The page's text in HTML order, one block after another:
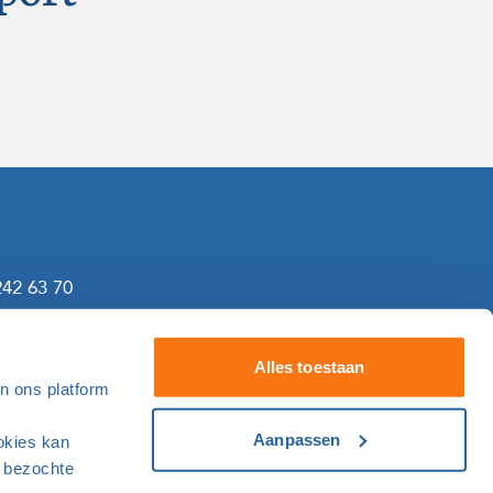
ons platform
kan
Alles toestaan
Aanpassen
63 70
Naar de kalender